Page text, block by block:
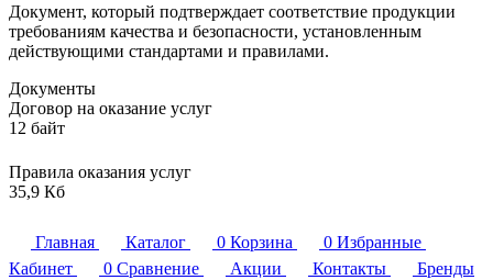
Документ, который подтверждает соответствие продукции
требованиям качества и безопасности, установленным
действующими стандартами и правилами.
Документы
Договор на оказание услуг
12 байт
Правила оказания услуг
35,9 Кб
Главная Каталог 0 Корзина 0 Избранные
Кабинет
0 Сравнение Акции Контакты
Бренды